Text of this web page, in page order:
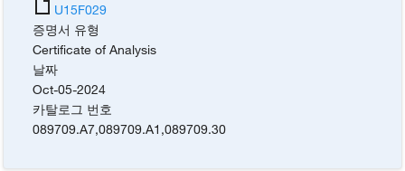
U15F029
증명서 유형
Certificate of Analysis
날짜
Oct-05-2024
카탈로그 번호
089709.A7,089709.A1 ,089709.30